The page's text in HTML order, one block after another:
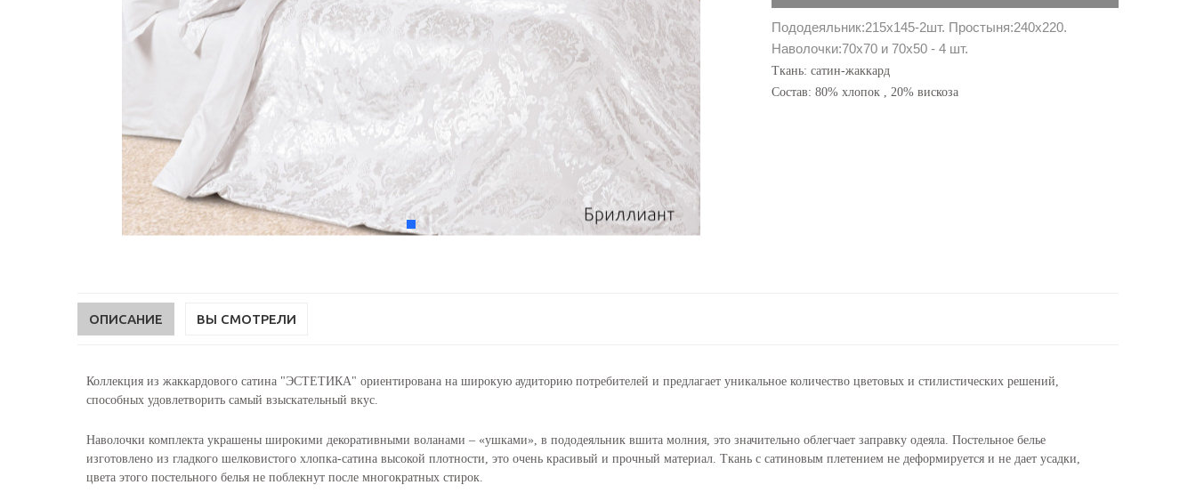
Пододеяльник:215х145-2шт. Простыня:240х220.
Наволочки:70х70 и 70х50 - 4 шт.
Ткань: сатин-жаккард
Состав: 80% хлопок , 20% вискоза
ОПИСАНИЕ ВЫ СМОТРЕЛИ
Коллекция из жаккардового сатина "ЭСТЕТИКА" ориентирована на широкую аудиторию потребителей и предлагает уникальное количество цветовых и стилистических решений,
способных удовлетворить самый взыскательный вкус.
Наволочки комплекта украшены широкими декоративными воланами – «ушками», в пододеяльник вшита молния, это значительно облегчает заправку одеяла. Постельное белье
изготовлено из гладкого шелковистого хлопка-сатина высокой плотности, это очень красивый и прочный материал. Ткань с сатиновым плетением не деформируется и не дает усадки,
цвета этого постельного белья не поблекнут после многократных стирок.